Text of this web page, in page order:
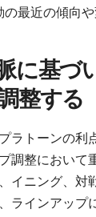
の最近の傾向
に基づ
整する
ラトーンの利
調整において
イニング、対
ラインアップ